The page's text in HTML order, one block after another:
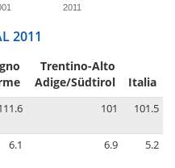
2011
2011
Trentino-Alto
Adige/Südtirol
Italia
101 101.5
6.1 6.9 5.2